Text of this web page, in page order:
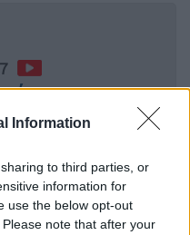
Information
to third parties, or
information for
use the below opt-out
note that after your
να
η